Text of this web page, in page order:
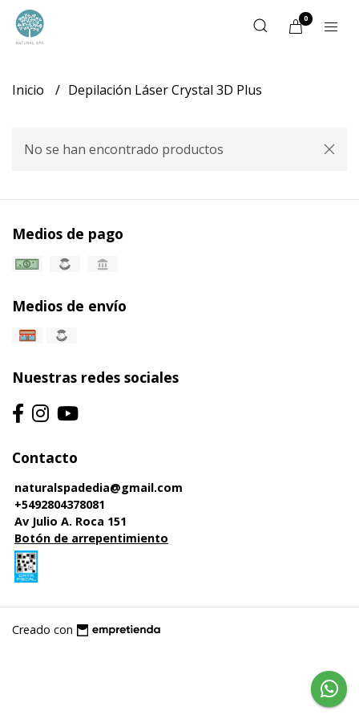
0
Inicio Depilación Láser Crystal 3D Plus
No se han encontrado productos
Medios de pago
Medios de envío
Nuestras redes sociales
Contacto
naturalspadedia@gmail.com
+5492804378081
Av Julio A. Roca 151
Botón de arrepentimiento
Creado con